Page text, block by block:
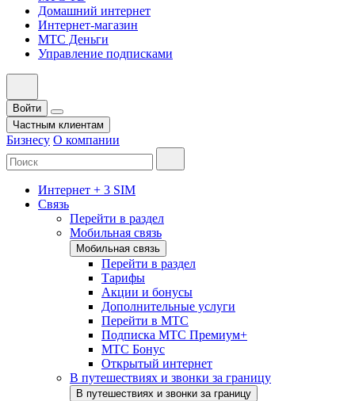
Домашний интернет
Интернет-магазин
МТС Деньги
Управление подписками
Войти
Частным клиентам
Бизнесу О компании
Интернет + 3 SIM
Связь
Перейти в раздел
Мобильная связь
Мобильная связь
Перейти в раздел
Тарифы
Акции и бонусы
Дополнительные услуги
Перейти в МТС
Подписка МТС Премиум+
МТС Бонус
Открытый интернет
В путешествиях и звонки за границу
В путешествиях и звонки за границу